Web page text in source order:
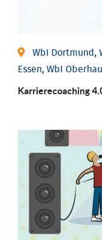
WbI Dortmund,
Essen, WbI
Karriere­coaching